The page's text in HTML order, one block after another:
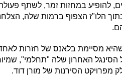
להופיע במחזות זמר, לשתף
הלו"ז הצפוף ברמות שלה,
מסיימת בלאנס של חזרות
האחרון שלה "תחלמי",
מפרויקט הסירנות של מורן דוד.